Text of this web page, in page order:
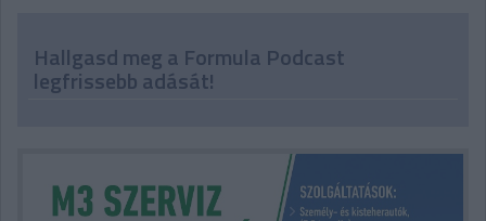
Hallgasd meg a Formula Podcast
legfrissebb adását!